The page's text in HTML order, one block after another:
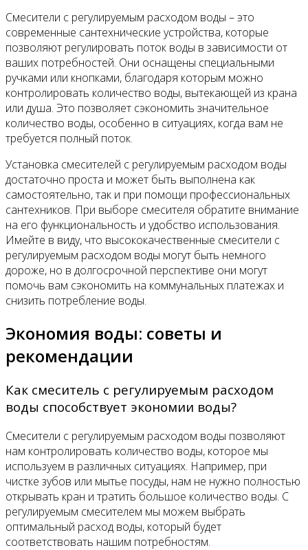
Смесители с регулируемым расходом воды – это
современные сантехнические устройства, которые
позволяют регулировать поток воды в зависимости от
ваших потребностей. Они оснащены специальными
ручками или кнопками, благодаря которым можно
контролировать количество воды, вытекающей из крана
или душа. Это позволяет сэкономить значительное
количество воды, особенно в ситуациях, когда вам не
требуется полный поток.
Установка смесителей с регулируемым расходом воды
достаточно проста и может быть выполнена как
самостоятельно, так и при помощи профессиональных
сантехников. При выборе смесителя обратите внимание
на его функциональность и удобство использования.
Имейте в виду, что высококачественные смесители с
регулируемым расходом воды могут быть немного
дороже, но в долгосрочной перспективе они могут
помочь вам сэкономить на коммунальных платежах и
снизить потребление воды.
Экономия воды: советы и
рекомендации
Как смеситель с регулируемым расходом
воды способствует экономии воды?
Смесители с регулируемым расходом воды позволяют
нам контролировать количество воды, которое мы
используем в различных ситуациях. Например, при
чистке зубов или мытье посуды, нам не нужно полностью
открывать кран и тратить большое количество воды. С
регулируемым смесителем мы можем выбрать
оптимальный расход воды, который будет
соответствовать нашим потребностям.